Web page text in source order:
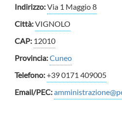
Indirizzo:Via 1 Maggio 8
Città:VIGNOLO
CAP: 12010
Provincia:Cuneo
Telefono:+39 0171 409005
Email/PEC: